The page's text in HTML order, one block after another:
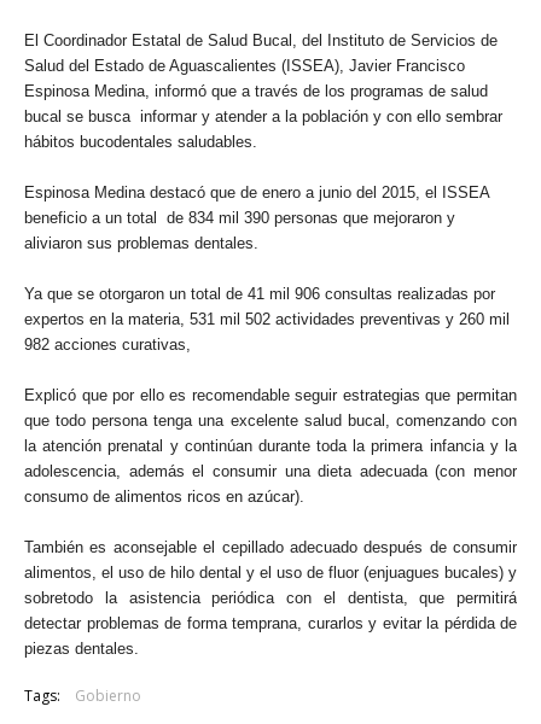
El Coordinador Estatal de Salud Bucal, del Instituto de Servicios de
Salud del Estado de Aguascalientes (ISSEA), Javier Francisco
Espinosa Medina, informó que a través de los programas de salud
bucal se busca informar y atender a la población y con ello sembrar
hábitos bucodentales saludables.
Espinosa Medina destacó que de enero a junio del 2015, el ISSEA
beneficio a un total de 834 mil 390 personas que mejoraron y
aliviaron sus problemas dentales.
Ya que se otorgaron un total de 41 mil 906 consultas realizadas por
expertos en la materia, 531 mil 502 actividades preventivas y 260 mil
982 acciones curativas,
Explicó que por ello es recomendable seguir estrategias que permitan
que todo persona tenga una excelente salud bucal, comenzandocon
la atención prenatal y continúan durante toda la primera infancia y la
adolescencia, además el consumir una dieta adecuada (con menor
consumo de alimentos ricos en azúcar).
También es aconsejable el cepillado adecuado después de consumir
alimentos, el uso de hilo dental y el uso de fluor (enjuagues bucales) y
sobretodo la asistencia periódica con el dentista, que permitirá
detectar problemas de forma temprana, curarlos y evitar la pérdida de
piezas dentales.
Tags: Gobierno